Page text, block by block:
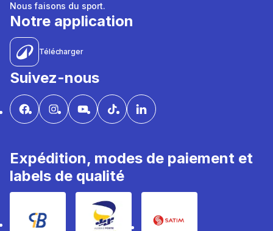
Nous faisons du sport.
Notre application
Télécharger
Suivez-nous
Expédition, modes de paiement et
labels de qualité